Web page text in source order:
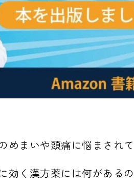
めまいや頭痛に悩まされて
効く漢方薬には何があるの